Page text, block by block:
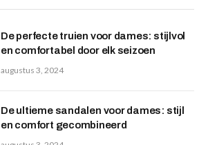
De perfecte truien voor dames: stijlvol
en comfortabel door elk seizoen
augustus 3, 2024
De ultieme sandalen voor dames: stijl
en comfort gecombineerd